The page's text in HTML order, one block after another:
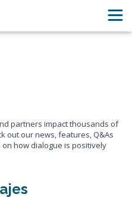
partners impact thousands of
out our news, features, Q&As
how dialogue is positively